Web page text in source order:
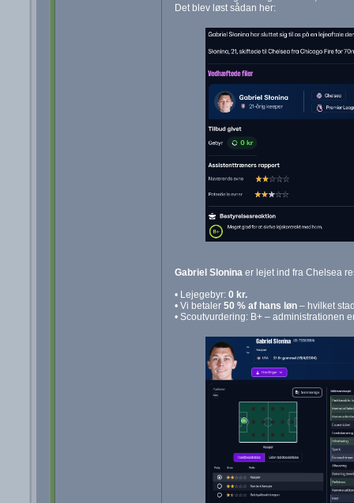
Det blev løst sådan her:
Gabriel Sloninaer lejet ind fra Chelsea
• Lejegebyr: 0 kr.
• Vi betaler 50 % af hans løn– hvilket
• Scoutvurdering: B+ – administrationen